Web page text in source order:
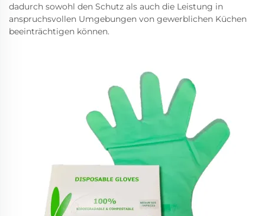
dadurch sowohl den Schutz als auch die Leistung in
anspruchsvollen Umgebungen von gewerblichen Küchen
beeinträchtigen können.